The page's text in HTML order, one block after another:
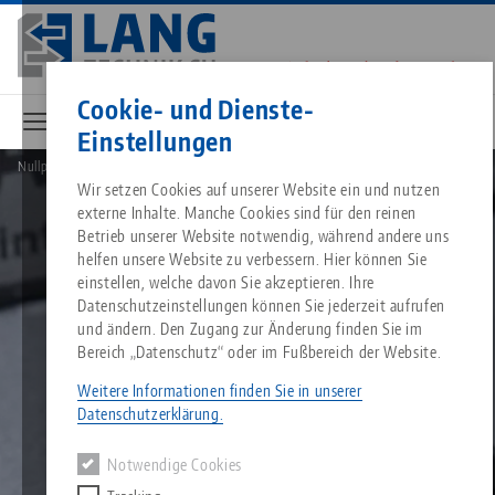
Cookie- und Dienste-
Einstellungen
Wir setzen Cookies auf unserer Website ein und nutzen
externe Inhalte. Manche Cookies sind für den reinen
Betrieb unserer Website notwendig, während andere uns
helfen unsere Website zu verbessern. Hier können Sie
einstellen, welche davon Sie akzeptieren. Ihre
Datenschutzeinstellungen können Sie jederzeit aufrufen
und ändern. Den Zugang zur Änderung finden Sie im
Bereich „Datenschutz“ oder im Fußbereich der Website.
Weitere Informationen finden Sie in unserer
Datenschutzerklärung.
Notwendige Cookies
Direkt
zum
Inhalt
Alles aus einer Hand
Nullpunktspanntechnik
Werkstückspanntechnik
Automation
Über LANG
Philosophie
Innovationen
Vertriebspartner
Downloads
FAQ
Katalog anfordern
Videos
Blog
News
Messen
Passende Produkte
Es tut uns leid. Wir konnten keine Ergebnisse finden.
Zur Produktübersicht
Search
Downloads
Breadcrumb
Nullpunktspannsystem